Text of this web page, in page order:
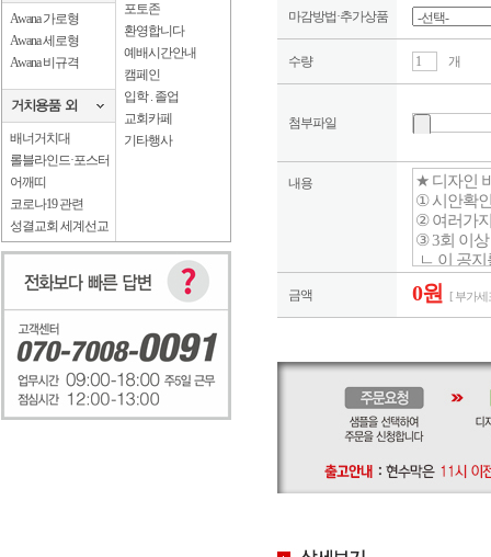
Awana 가로형
Awana 세로형
Awana 비규격
배너거치대
롤블라인드·포스터
어깨띠
코로나19 관련
성결교회 세계선교
포토존
환영합니다
예배시간안내
캠페인
입학 . 졸업
교회카페
기타행사
마감방법·추가상품
수량 개
첨부파일
내용
금액 0원 [ 부가세